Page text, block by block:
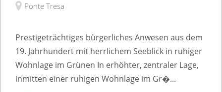
Ponte Tresa
Prestigeträchtiges bürgerliches Anwesen aus dem
19. Jahrhundert mit herrlichem Seeblick in ruhiger
Wohnlage im Grünen In erhöhter, zentraler Lage,
inmitten einer ruhigen Wohnlage im Gr�...